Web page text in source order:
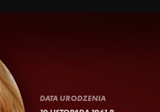
DATA URODZENIA